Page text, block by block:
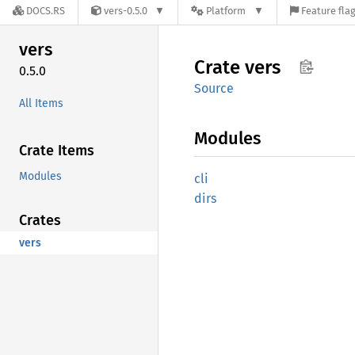
DOCS.RS vers-0.5.0 Platform Feature
vers
0.5.0
All Items
Crate Items
Modules
Crates
vers
Crate vers
Source
Modules
cli
dirs